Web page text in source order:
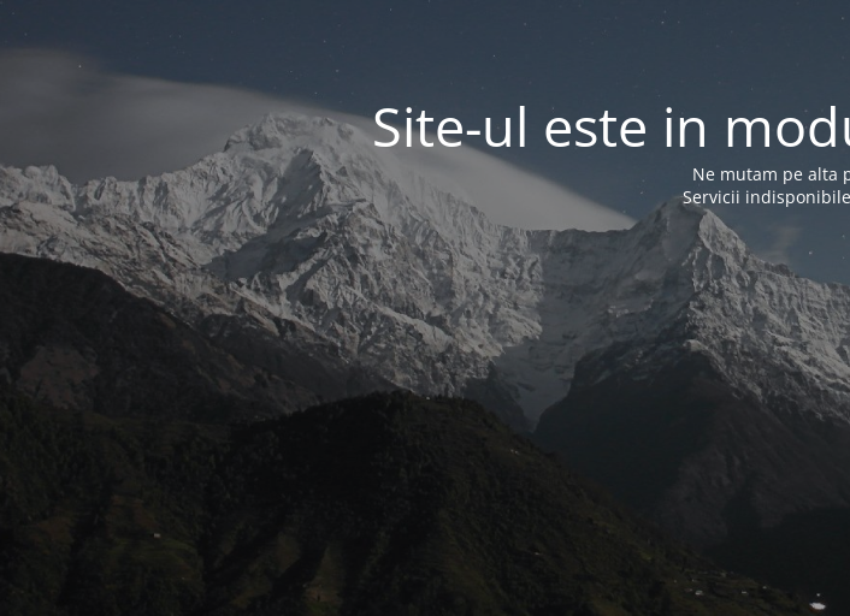
Site-ul este in
Ne mutam pe alta
Servicii